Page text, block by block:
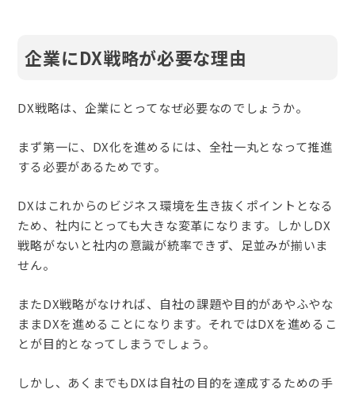
企業にDX戦略が必要な理由
DX戦略は、企業にとってなぜ必要なのでしょうか。
まず第一に、DX化を進めるには、全社一丸となって推進
する必要があるためです。
DXはこれからのビジネス環境を生き抜くポイントとなる
ため、社内にとっても大きな変革になります。しかしDX
戦略がないと社内の意識が統率できず、足並みが揃いま
せん。
またDX戦略がなければ、自社の課題や目的があやふやな
ままDXを進めることになります。それではDXを進めるこ
とが目的となってしまうでしょう。
しかし、あくまでもDXは自社の目的を達成するための手